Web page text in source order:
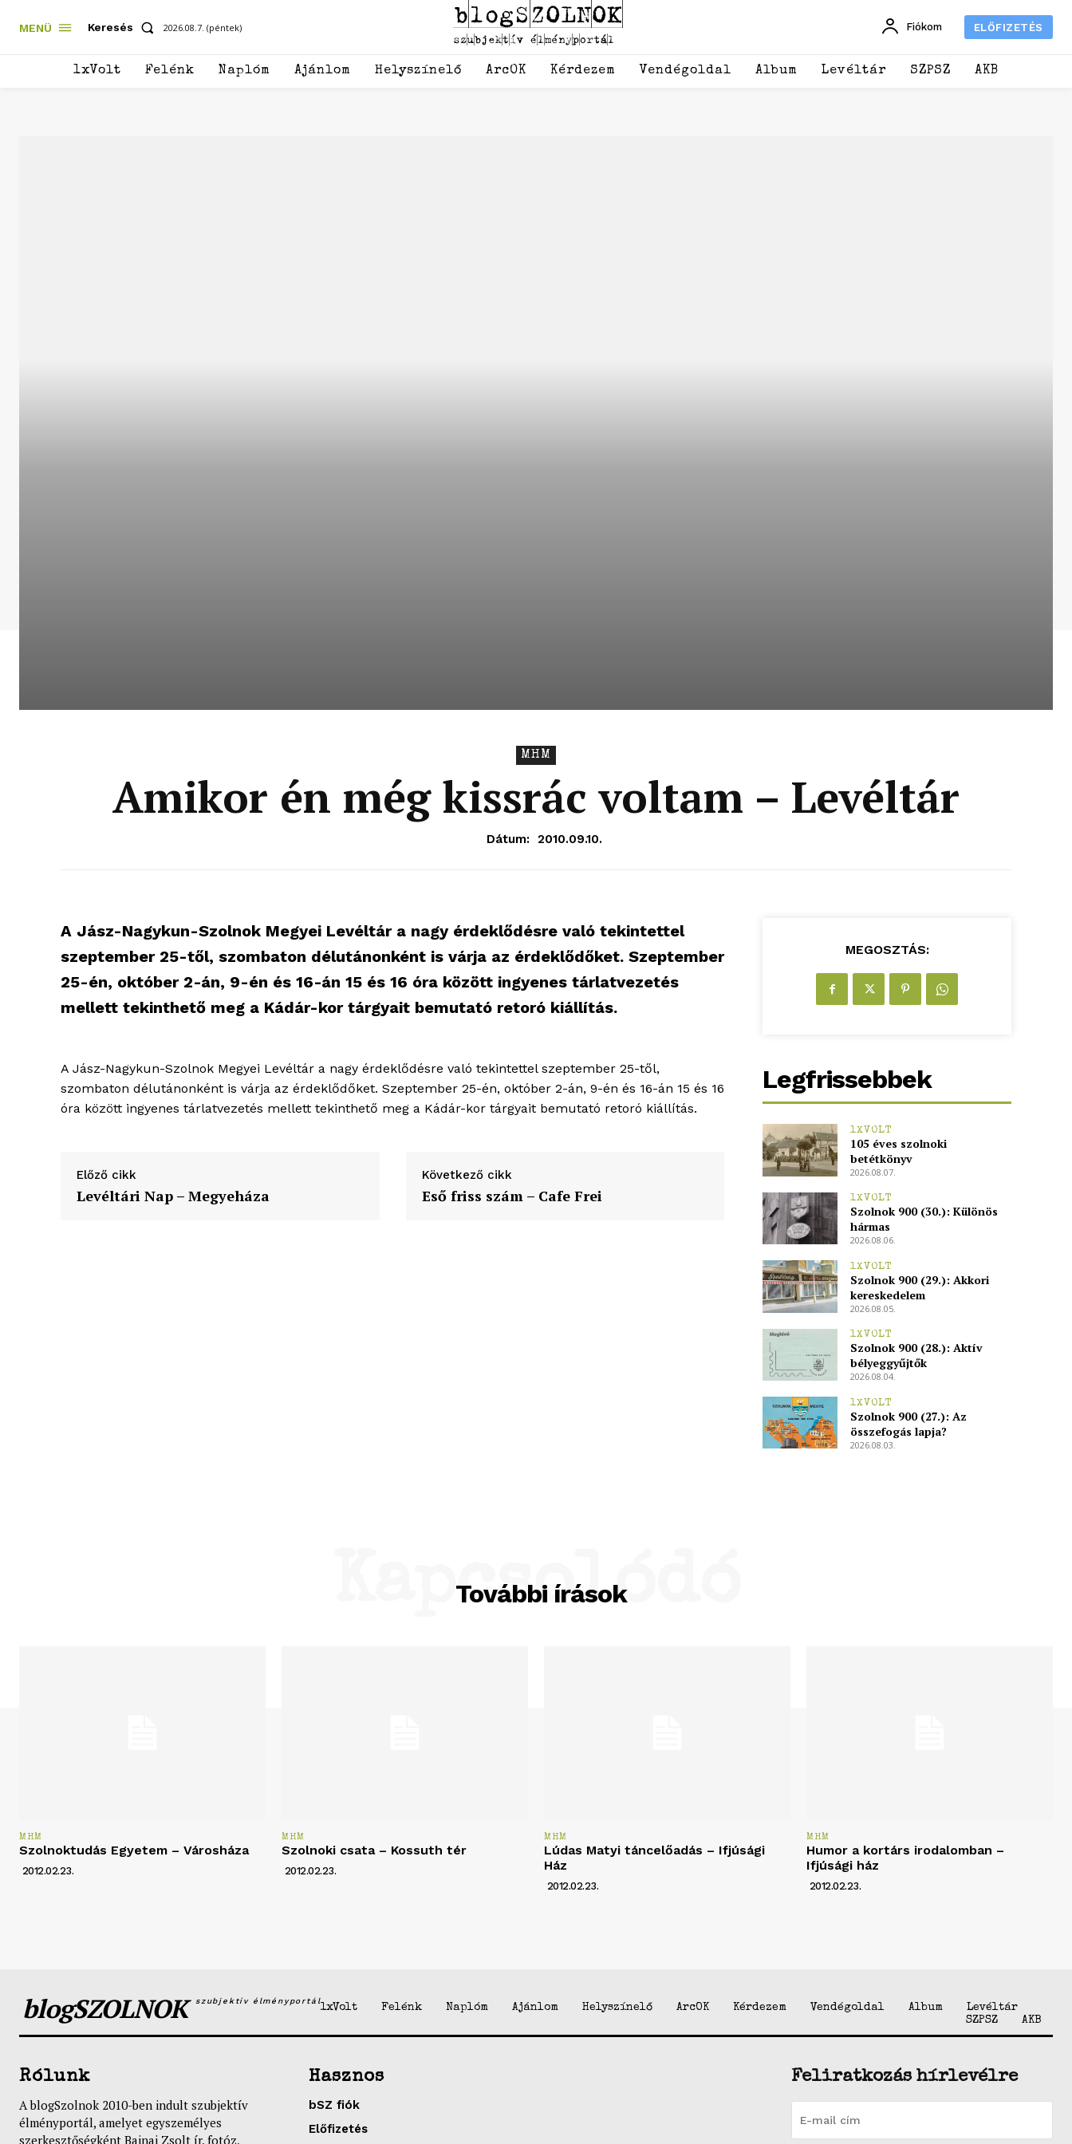
szubjektív
élményportál
Hasznos
Előfizetés
Kapcsolat
MENÜ Keresés 2026.08.7. (péntek) Fiókom ELŐFIZETÉS
1xVolt Felénk Naplóm Ajánlom Helyszínelő ArcOK Kérdezem Vendégoldal Album Levéltár SZPSZ AKB
MHM
Amikor én még kissrác voltam – Levéltár
Dátum: 2010.09.10.
A Jász-Nagykun-Szolnok Megyei Levéltár a nagy érdeklődésre való tekintettel
szeptember 25-től, szombaton délutánonként is várja az érdeklődőket. Szeptember
25-én, október 2-án, 9-én és 16-án 15 és 16 óra között ingyenes tárlatvezetés
mellett tekinthető meg a Kádár-kor tárgyait bemutató retoró kiállítás.
A Jász-Nagykun-Szolnok Megyei Levéltár a nagy érdeklődésre való tekintettel szeptember 25-től,
szombaton délutánonként is várja az érdeklődőket. Szeptember 25-én, október 2-án, 9-én és 16-án 15 és 16
óra között ingyenes tárlatvezetés mellett tekinthető meg a Kádár-kor tárgyait bemutató retoró kiállítás.
Előző cikk
Levéltári Nap – Megyeháza
Következő cikk
Eső friss szám – Cafe Frei
MEGOSZTÁS:
Legfrissebbek
1XVOLT
105 éves szolnoki
betétkönyv
2026.08.07.
1XVOLT
Szolnok 900 (30.): Különös
hármas
2026.08.06.
1XVOLT
Szolnok 900 (29.): Akkori
kereskedelem
2026.08.05.
1XVOLT
Szolnok 900 (28.): Aktív
bélyeggyűjtők
2026.08.04.
1XVOLT
Szolnok 900 (27.): Az
összefogás lapja?
2026.08.03.
További írások
Kapcsolódó
MHM
Szolnoktudás Egyetem – Városháza
2012.02.23.
MHM
Szolnoki csata – Kossuth tér
2012.02.23.
MHM
Lúdas Matyi táncelőadás – Ifjúsági
Ház
2012.02.23.
MHM
Humor a kortárs irodalomban –
Ifjúsági ház
2012.02.23.
blogSZOLNOK szubjektív élményportál
1xVolt Felénk Naplóm Ajánlom Helyszínelő ArcOK Kérdezem Vendégoldal Album
Levéltár
SZPSZ
AKB
Rólunk
A blogSzolnok 2010-ben indult szubjektív
élményportál, amelyet egyszemélyes
szerkesztőségként Bajnai Zsolt ír, fotóz,
Hasznos
bSZ fiók
Előfizetés
Feliratkozás hírlevélre